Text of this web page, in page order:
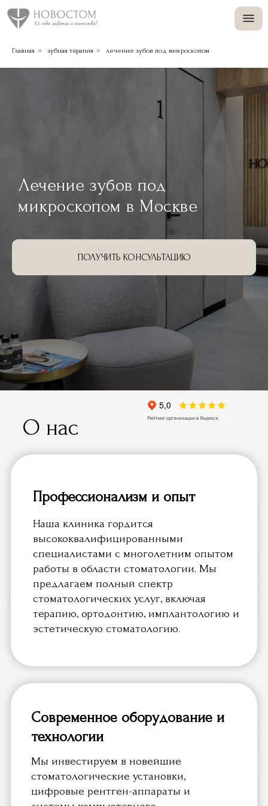
Главная » зубная терапия » лечение зубов под микроскопом
Лечение зубов под
микроскопом в Москве
ПОЛУЧИТЬ КОНСУЛЬТАЦИЮ
О нас
Профессионализм и опыт
Наша клиника гордится
высококвалифицированными
работы в области стоматологии. Мы
стоматологических услуг, включая
терапию, ортодонтию, имплантологию и
технологии
Мы инвестируем в новейшие
стоматологические установки,
цифровые рентген-аппараты и
системы компьютерного
моделирования, чтобы обеспечить
нашим пациентам наилучшие
результаты и комфорт во время
лечения.